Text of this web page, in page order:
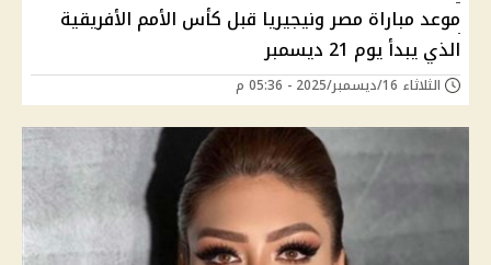
موعد مباراة مصر ونيجيريا قبل كأس الأمم الأفريقية
الذي يبدأ يوم 21 ديسمبر
الثلاثاء 16/ديسمبر/2025 - 05:36 م